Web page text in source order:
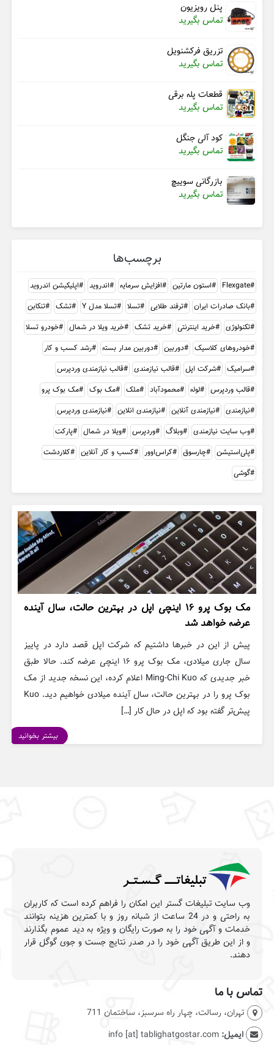
پنل رویزیون
تماس بگیرید
تزریق فرکشنویل
تماس بگیرید
قطعات پله برقی
تماس بگیرید
کود آلی جنگل
تماس بگیرید
بازرگانی سوییچ
تماس بگیرید
برچسب‌ها
Flexgate استون مارتین افزایش سرمایه اندروید
اپلیکیشن اندروید
بانک صادرات ایران
ترفند طلایی تسلا تسلا مدل Y تشک
تنکابن
تکنولوژی
خرید اینترنتی خرید تشک خرید ویلا در شمال
خودرو تسلا
خودروهای کلاسیک
دوربین دوربین مدار بسته
رشد کسب و کار
سرامیک
شرکت اپل قالب نیازمندی
قالب نیازمندی وردپرس
قالب وردپرس
لوله محمودآباد ملک مک بوک
مک بوک پرو
نیازمندی
نیازمندی آنلاین نیازمندی انلاین
نیازمندی وردپرس
وب سایت نیازمندی
وبلاگ وردپرس ویلا در شمال
پارکت
پلی‌استیشن
چارسوق کراس‌اوور کسب و کار آنلاین
کلاردشت
گوشی
مک بوک پرو ۱۶ اینچی اپل در بهترین حالت، سال آینده
عرضه خواهد شد
پیش از این در خبرها داشتیم که شرکت اپل قصد دارد در پاییز
سال جاری میلادی، مک بوک پرو ۱۶ اینچی عرضه کند. حالا طبق
خبر جدیدی که Ming-Chi Kuo اعلام کرده، این نسخه جدید از مک
بوک پرو را در بهترین حالت، سال آینده میلادی خواهیم دید. Kuo
پیش‌تر گفته بود که اپل در حال کار […]
بیشتر بخوانید
وب سایت تبلیغات گستر این امکان را فراهم کرده است که کاربران
به راحتی و در 24 ساعت از شبانه روز و با کمترین هزینه بتوانند
خدمات و آگهی خود را به صورت رایگان و ویژه به دید عموم بگذارند
و از این طریق آگهی خود را در صدر نتایج جست و جوی گوگل قرار
دهند.
تماس با ما
تهران، رسالت، چهار راه سرسبز، ساختمان 711
ایمیل:info [at] tablighatgostar.com